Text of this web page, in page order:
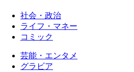
社会・政治
ライフ・マネー
コミック
芸能・エンタメ
グラビア